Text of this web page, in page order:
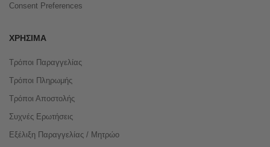
Consent Preferences
ΧΡΉΣΙΜΑ
Τρόποι Παραγγελίας
Τρόποι Πληρωμής
Τρόποι Αποστολής
Συχνές Ερωτήσεις
Εξέλιξη Παραγγελίας / Μητρώο